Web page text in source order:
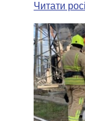
МЕРИ
ВСІ
Читати